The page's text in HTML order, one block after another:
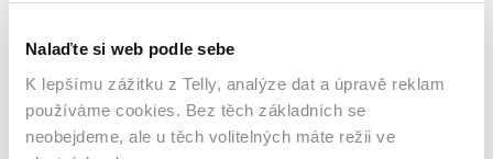
Nalaďte si web podle sebe
K lepšímu zážitku z Telly, analýze dat a úpravě reklam
používáme cookies. Bez těch základních se
neobejdeme, ale u těch volitelných máte režii ve
Filmy / Drama / Western